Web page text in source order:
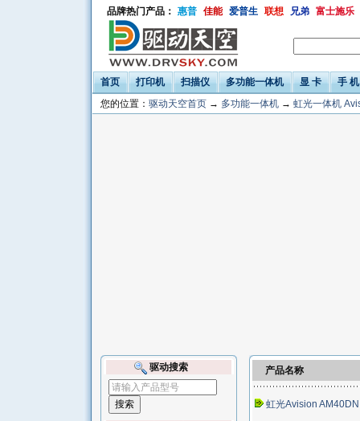
品牌热门产品： 惠普 佳能 爱普生 联想 兄弟 富士施乐
首页 打印机 扫描仪 多功能一体机 显 卡
手 机
您的位置： 驱动天空首页 → 多功能一体机 → 虹光一体机
驱动搜索 产品名称
虹光Avision